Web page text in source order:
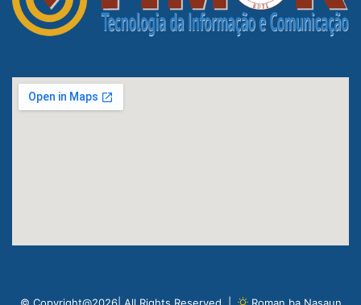
© Copyright@2026| All Rights Reserved | Roman ba Nasaun